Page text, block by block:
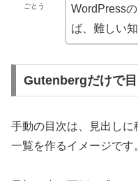
ごとう
WordPress
ば、難しい
Gutenbergだけで
手動の目次は、見出しに
一覧を作るイメージです